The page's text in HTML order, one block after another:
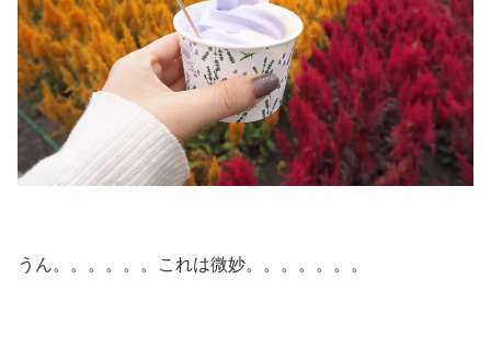
うん。。。。。。これは微妙。。。。。。。